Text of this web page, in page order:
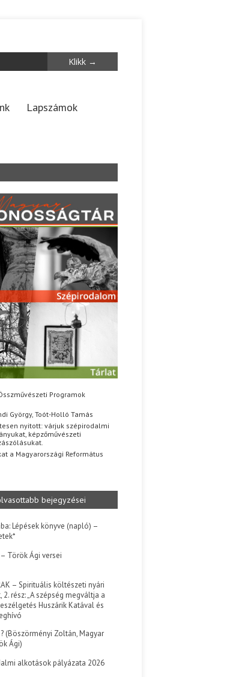
Lapszámok
Programok
György, Toót-Holló Tamás
nyitott: várjuk szépirodalmi
képzőművészeti
a Magyarországi Református
bejegyzései
Lépések könyve (napló) –
– Török Ági versei
– Spirituális költészeti nyári
rész: „A szépség megváltja a
Huszárik Katával és
(Böszörményi Zoltán, Magyar
Ági)
alkotások pályázata 2026